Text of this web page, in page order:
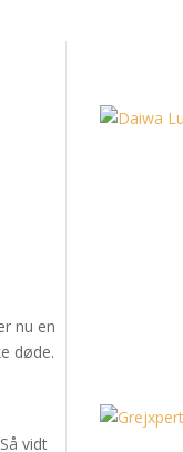
nu en
døde.
vidt